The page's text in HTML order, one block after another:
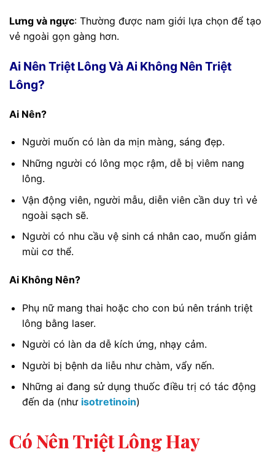
Lưng và ngực: Thường được nam giới lựa chọn để tạo
vẻ ngoài gọn gàng hơn.
Ai Nên Triệt Lông Và Ai Không Nên Triệt
Lông?
Ai Nên?
Người muốn có làn da mịn màng, sáng đẹp.
Những người có lông mọc rậm, dễ bị viêm nang
lông.
Vận động viên, người mẫu, diễn viên cần duy trì vẻ
ngoài sạch sẽ.
Người có nhu cầu vệ sinh cá nhân cao, muốn giảm
mùi cơ thể.
Ai Không Nên?
Phụ nữ mang thai hoặc cho con bú nên tránh triệt
lông bằng laser.
Người có làn da dễ kích ứng, nhạy cảm.
Người bị bệnh da liễu như chàm, vẩy nến.
Những ai đang sử dụng thuốc điều trị có tác động
đến da (như isotretinoin)
Có Nên Triệt Lông Hay